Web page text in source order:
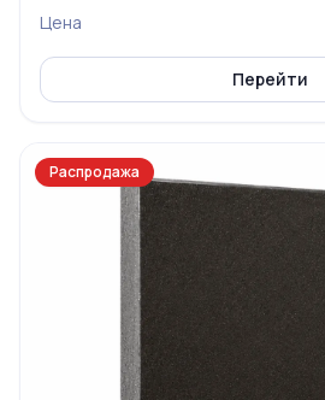
Цена
Перейти
Распродажа